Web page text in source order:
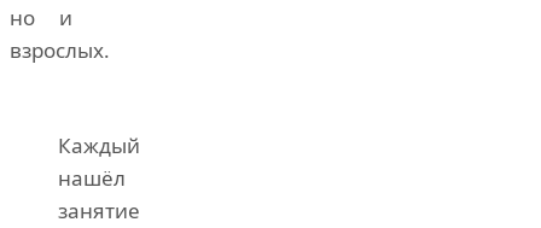
но и
взрослых.
Каждый
нашёл
занятие